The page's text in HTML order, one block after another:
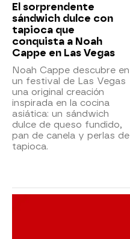
El sorprendente
sándwich dulce con
tapioca que
conquista a Noah
Cappe en Las Vegas
Noah Cappe descubre en
un festival de Las Vegas
una original creación
inspirada en la cocina
asiática: un sándwich
dulce de queso fundido,
pan de canela y perlas de
tapioca.